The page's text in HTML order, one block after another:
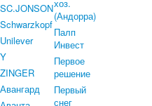
SC.JONSON
Schwarzkopf
Unilever
Y
ZINGER
Авангард
хоз.
(Андорра)
Палп
Инвест
Первое
решение
Первый
снег